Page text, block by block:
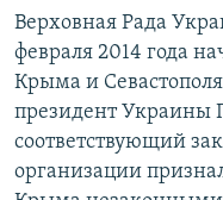
Верховная Рада
февраля 2014 года
Крыма и Севастополя
президент Украины
соответствующий
организации